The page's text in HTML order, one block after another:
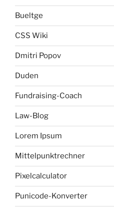
Bueltge
CSS Wiki
Dmitri Popov
Duden
Fundraising-Coach
Law-Blog
Lorem Ipsum
Mittelpunktrechner
Pixelcalculator
Punicode-Konverter